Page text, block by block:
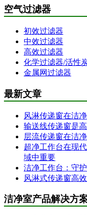
空气过滤器
初效过滤器
中效过滤器
高效过滤器
化学过滤器/活性
金属网过滤器
最新文章
风淋传递窗在洁
输送线传递窗是
层流传递窗在洁
超净工作台在现
域中重要
洁净工作台：守
风淋式传递窗高
洁净室产品解决方